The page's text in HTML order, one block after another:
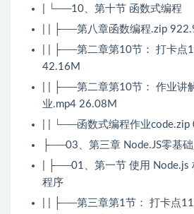
| └──10、第十节 函数式编程
| | ├──第八章函数编程.zip
| | ├──第二章第10节： 打卡点
42.16M
| | ├──第二章第10节： 作业讲
业.mp4 26.08M
| | └──函数式编程作业code.zip
├──03、第三章 Node.JS零基础
| ├──01、第一节 使用 Node.js
程序
| | ├──第三章第1节： 打卡点